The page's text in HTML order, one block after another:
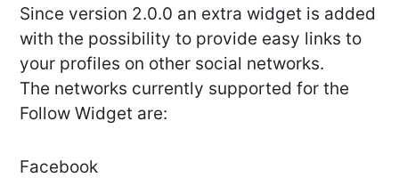
Since version 2.0.0 an extra widget is added
with the possibility to provide easy links to
your profiles on other social networks.
The networks currently supported for the
Follow Widget are:
Facebook